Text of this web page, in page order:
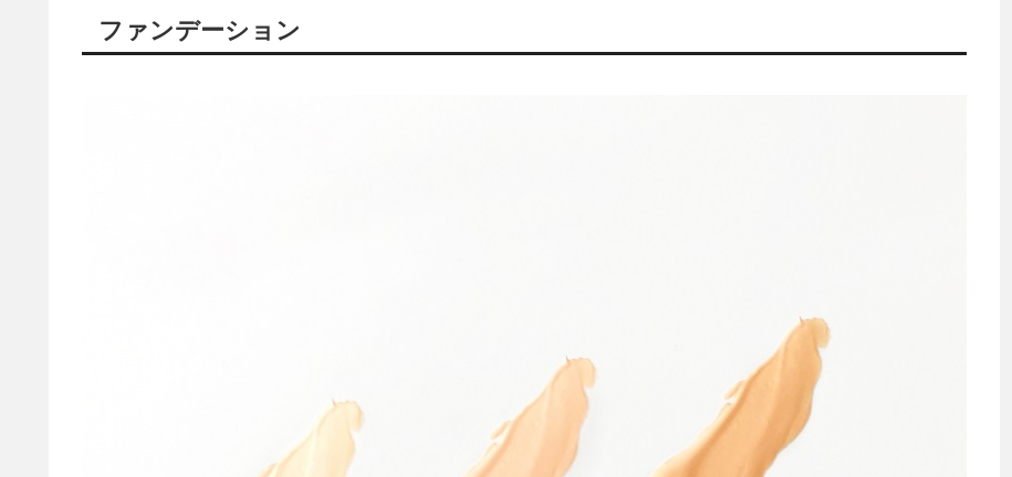
ファンデーション